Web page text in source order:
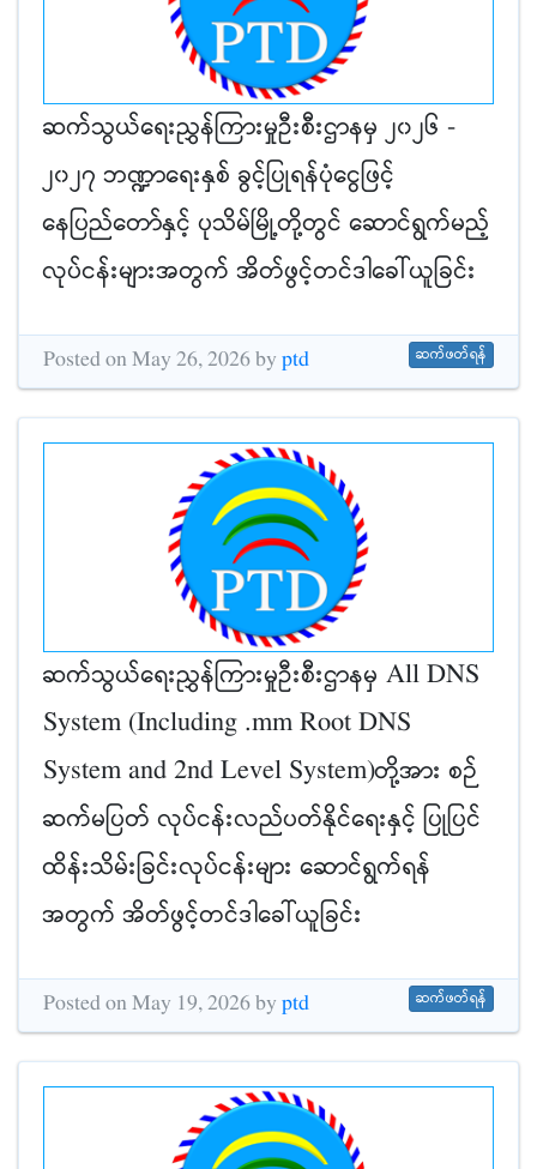
ဆက်သွယ်ရေးညွှန်ကြားမှုဦးစီးဌာနမှ ၂၀၂၆ -
၂၀၂၇ ဘဏ္ဍာရေးနှစ် ခွင့်ပြုရန်ပုံငွေဖြင့်
နေပြည်တော်နှင့် ပုသိမ်မြို့တို့တွင် ဆောင်ရွက်မည့်
လုပ်ငန်းများအတွက် အိတ်ဖွင့်တင်ဒါခေါ်ယူခြင်း
Posted on May 26, 2026 by ptd ဆက်ဖတ်ရန်
ဆက်သွယ်ရေးညွှန်ကြားမှုဦးစီးဌာနမှ All DNS
System (Including .mm Root DNS
System and 2nd Level System)တို့အား စဉ်
ဆက်မပြတ် လုပ်ငန်းလည်ပတ်နိုင်ရေးနှင့် ပြုပြင်
ထိန်းသိမ်းခြင်းလုပ်ငန်းများ ဆောင်ရွက်ရန်
အတွက် အိတ်ဖွင့်တင်ဒါခေါ်ယူခြင်း
Posted on May 19, 2026 by ptd ဆက်ဖတ်ရန်